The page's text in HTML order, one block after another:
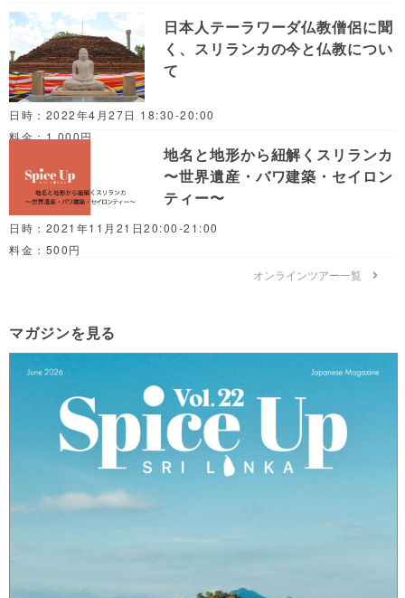
日本人テーラワーダ仏教僧侶に聞
く、スリランカの今と仏教につい
て
日時：2022年4月27日 18:30-20:00
料金：1,000円
地名と地形から紐解くスリランカ
〜世界遺産・バワ建築・セイロン
ティー〜
日時：2021年11月21日20:00-21:00
料金：500円
オンラインツアー一覧
マガジンを見る